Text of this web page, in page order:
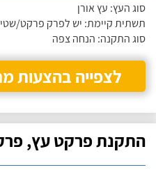
סוג העץ: עץ אורן
תשתית קיימת: יש לפרק פרקט/
סוג התקנה: הנחה צפה
לצפייה בהצעות
התקנת פרקט עץ,